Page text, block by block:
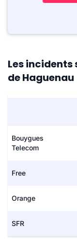
Les
de Haguenau
Bouygues
Telecom
Free
Orange
SFR